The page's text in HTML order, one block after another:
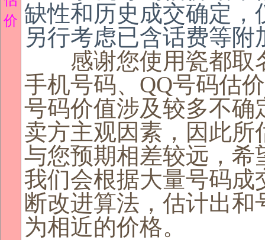
价 缺性和历史成交确定，
另行考虑已含话费等附
感谢您使用瓷都取
手机号码、QQ号码估
号码价值涉及较多不确
卖方主观因素，因此所
与您预期相差较远，希
我们会根据大量号码成
断改进算法，估计出和
为相近的价格。